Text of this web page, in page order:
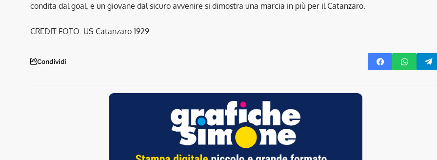
condita dal goal, e un giovane dal sicuro avvenire si dimostra una marcia in più per il Catanzaro.
CREDIT FOTO: US Catanzaro 1929
Condividi